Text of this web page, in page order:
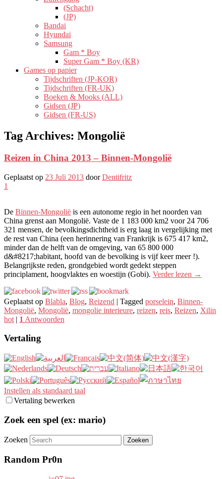
(Schacht)
(JP)
Bandai
Hyundai
Samsung
Gam * Boy
Super Gam * Boy (KR)
Games op papier
Tijdschriften (JP-KOR)
Tijdschriften (FR-UK)
Boeken & Mooks (ALL)
Gidsen (JP)
Gidsen (FR-US)
Tag Archives: Mongolië
Reizen in China 2013 – Binnen-Mongolië
Geplaatst op 23 Juli 2013 doorDentifritz
1
De Binnen-Mongolië is een autonome regio in het noorden van
China grenst aan Mongolië. Vaste de 1 183 000 km2 voor 24 706
321 mensen, de bevolkingsdichtheid is erg laag in vergelijking met
de rest van China (een herinnering van Frankrijk is 675 417 km2,
minder dan de helft van de omgeving, van 65 800 000
d&#8217;habitant, hoofd van de bevolking is vijf keer meer !).
Belangrijkste reden, grondgebied wordt gedekt steppen
principlament, hoogvlaktes en woestijn (Gobi). Verder lezen →
Geplaatst op Blabla, Blog, Reizend | Tagged porselein, Binnen-
Mongolië, Mongolië, mongolie interieure, reizen, reis, Reizen, Xilin
hot | 1 Antwoorden
Vertaling
Instellen als standaard taal
Vertaling bewerken
Zoek een spel (ex: mario)
Zoeken
Random Pr0n